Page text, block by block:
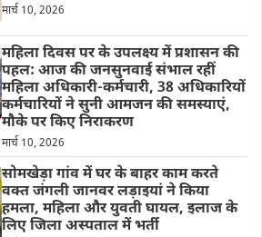
मार्च 10, 2026
महिला दिवस पर के उपलक्ष्य में प्रशासन की
पहल: आज की जनसुनवाई संभाल रहीं
महिला अधिकारी-कर्मचारी, 38 अधिकारियों
कर्मचारियों ने सुनी आमजन की समस्याएं,
मौके पर किए निराकरण
मार्च 10, 2026
सोमखेड़ा गांव में घर के बाहर काम करते
वक्त जंगली जानवर लड़ाइयां ने किया
हमला, महिला और युवती घायल, इलाज के
लिए जिला अस्पताल में भर्ती